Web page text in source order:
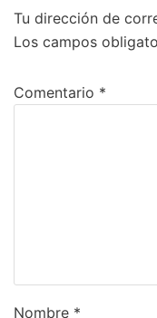
Tu dirección de
Los campos
Comentario *
Nombre *